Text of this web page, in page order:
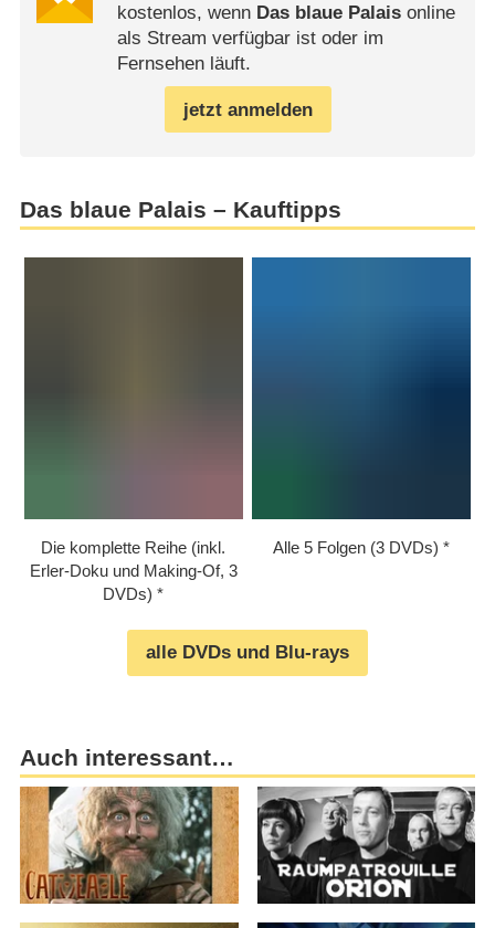
kostenlos, wenn Das blaue Palaisonline
als Stream verfügbar ist oder im
Fernsehen läuft.
jetzt anmelden
Das blaue Palais – Kauftipps
Die komplette Reihe (inkl.
Erler-Doku und Making-Of, 3
DVDs)
Alle 5 Folgen (3 DVDs)
alle DVDs und Blu-rays
Auch interessant…